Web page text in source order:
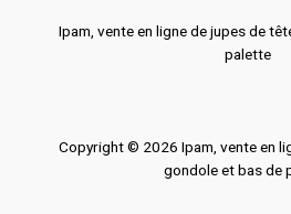
Ipam, vente en ligne de jupes de
palette
Copyright © 2026 Ipam, vente en
gondole et bas de